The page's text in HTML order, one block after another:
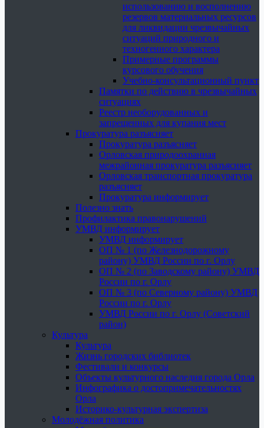
использованию и восполнению
резервов материальных ресурсов
для ликвидации чрезвычайных
ситуаций природного и
техногенного характера
Примерные программы
курсового обучения
Учебно-консультационный пункт
Памятки по действию в чрезвычайных
ситуациях
Реестр необорудованных и
запрещенных для купания мест
Прокуратура разъясняет
Прокуратура разъясняет
Орловская природоохранная
межрайонная прокуратура разъясняет
Орловская транспортная прокуратура
разъясняет
Прокуратура информирует
Полезно знать
Профилактика правонарушений
УМВД информирует
УМВД информирует
ОП № 1 (по Железнодорожному
району) УМВД России по г. Орлу
ОП № 2 (по Заводскому району) УМВД
России по г. Орлу
ОП № 3 (по Северному району) УМВД
России по г. Орлу
УМВД России по г. Орлу (Советский
район)
Культура
Культура
Жизнь городских библиотек
Фестивали и конкурсы
Объекты культурного наследия города Орла
Инфографика о достопримечательностях
Орла
Историко-культурная экспертиза
Молодёжная политика